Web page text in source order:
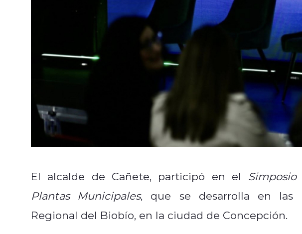
El alcalde de Cañete, participó en el
Plantas Municipales, que se desarrolla en las
Regional del Biobío, en la ciudad de Concepción.